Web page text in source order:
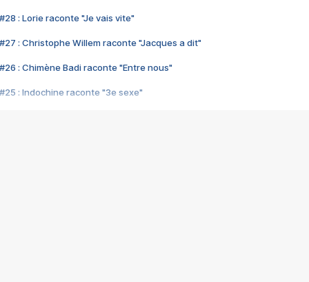
#28 : Lorie raconte "Je vais vite"
#27 : Christophe Willem raconte "Jacques a dit"
#26 : Chimène Badi raconte "Entre nous"
#25 : Indochine raconte "3e sexe"